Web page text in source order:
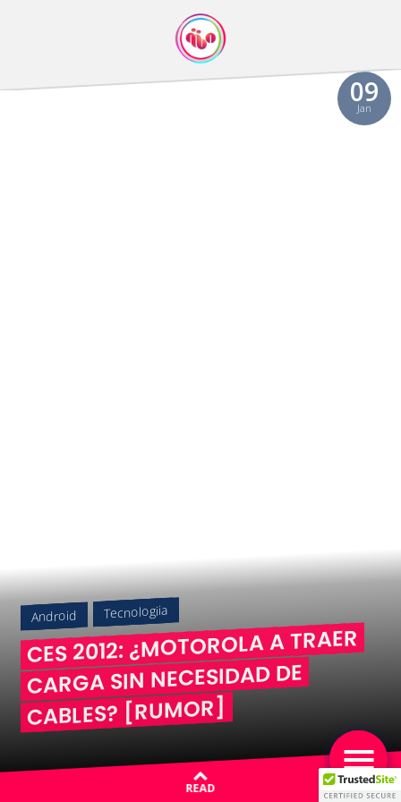
09
Jan
Android Tecnologiia
CES 2012: ¿MOTOROLA A TRAER
CARGA SIN NECESIDAD DE
CABLES? [RUMOR]
READ